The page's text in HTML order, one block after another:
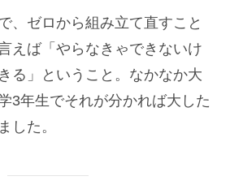
、ゼロから組み立て直すこと
えば「やらなきゃできないけ
る」ということ。なかなか大
3年生でそれが分かれば大した
した。